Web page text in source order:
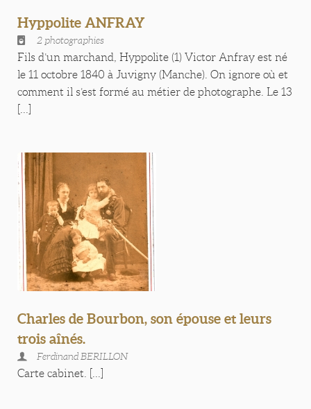
Hyppolite ANFRAY
2 photographies
Fils d’un marchand, Hyppolite (1) Victor Anfray est né
le 11 octobre 1840 à Juvigny (Manche). On ignore où et
comment il s’est formé au métier de photographe. Le 13
Charles de Bourbon, son épouse et leurs
trois aînés.
Ferdinand BERILLON
Carte cabinet. [...]